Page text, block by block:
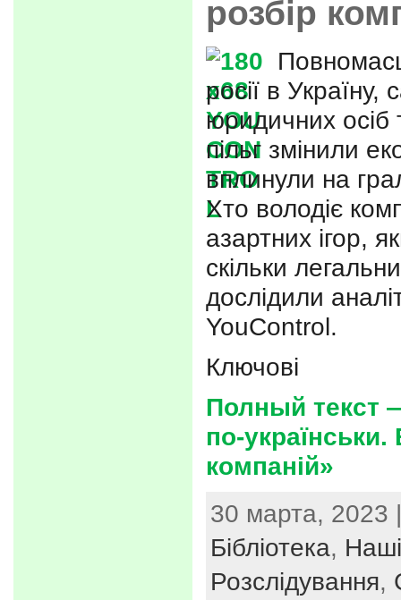
розбір
росії в Україну,
юридичних осіб
пільг змінили
вплинули на
Хто володіє
азартних ігор,
скільки
дослідили
YouControl.
Ключові
Полный текст
по-українськи.
компаній»
30 марта, 2023
Бібліотека, Наші
Розслідування,